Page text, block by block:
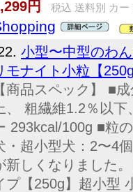
円
税込 送料別 カー
小型〜中型のわ
モナイト小粒【250g
【商品スペック】 ■
上、 粗繊維1.2％以
293kcal/100g ■粒
・超小型犬：2〜4
新しくなりました
プ【250g】超小型